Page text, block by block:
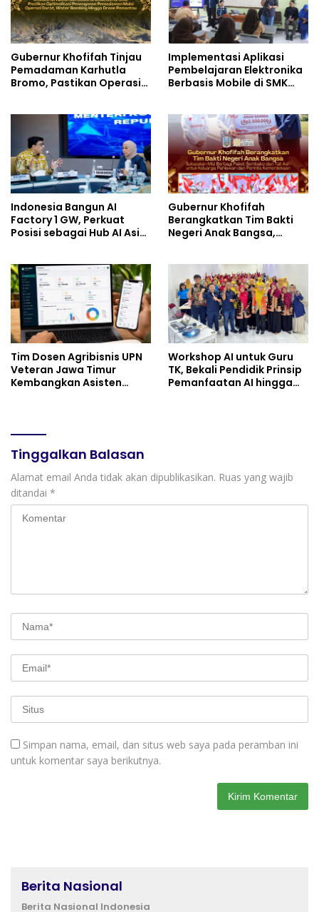
Gubernur Khofifah Tinjau
Pemadaman Karhutla
Bromo, Pastikan Operasi
Implementasi Aplikasi
Pembelajaran Elektronika
Berbasis Mobile di SMK
dan Inovasi Pembelajaran
Indonesia Bangun AI
Factory 1 GW, Perkuat
Posisi sebagai Hub AI Asia
Gubernur Khofifah
Berangkatkan Tim Bakti
Negeri Anak Bangsa,
dan Perintis Kemerdekaan
Tim Dosen Agribisnis UPN
Veteran Jawa Timur
Kembangkan Asisten
Workshop AI untuk Guru
TK, Bekali Pendidik Prinsip
Pemanfaatan AI hingga
Tinggalkan Balasan
Alamat email Anda tidak akan dipublikasikan. Ruas yang wajib
ditandai *
Simpan nama, email, dan situs web saya pada peramban ini
untuk komentar saya berikutnya.
Berita Nasional
Berita Nasional Indonesia